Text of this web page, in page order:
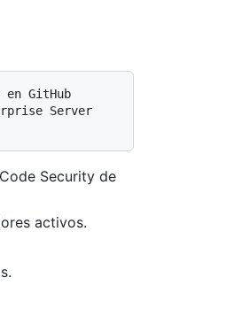
Server
Security de
activos.